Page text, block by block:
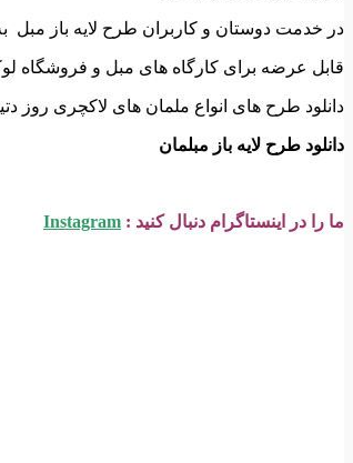
در خدمت دوستان و کاربران طرح لایه باز مبل
قابل عرضه برای کارگاه های مبل و فروشگاه
دانلود طرح های انواع ملمان های لاکچری روز
دانلود طرح لایه باز مبلمان
ما را در اینستاگرام دنبال کنید : Instagram